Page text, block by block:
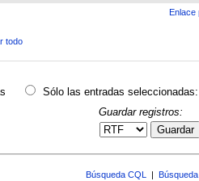
Enlace
todo
Sólo las entradas seleccionadas:
Guardar registros:
Guardar
Búsqueda CQL